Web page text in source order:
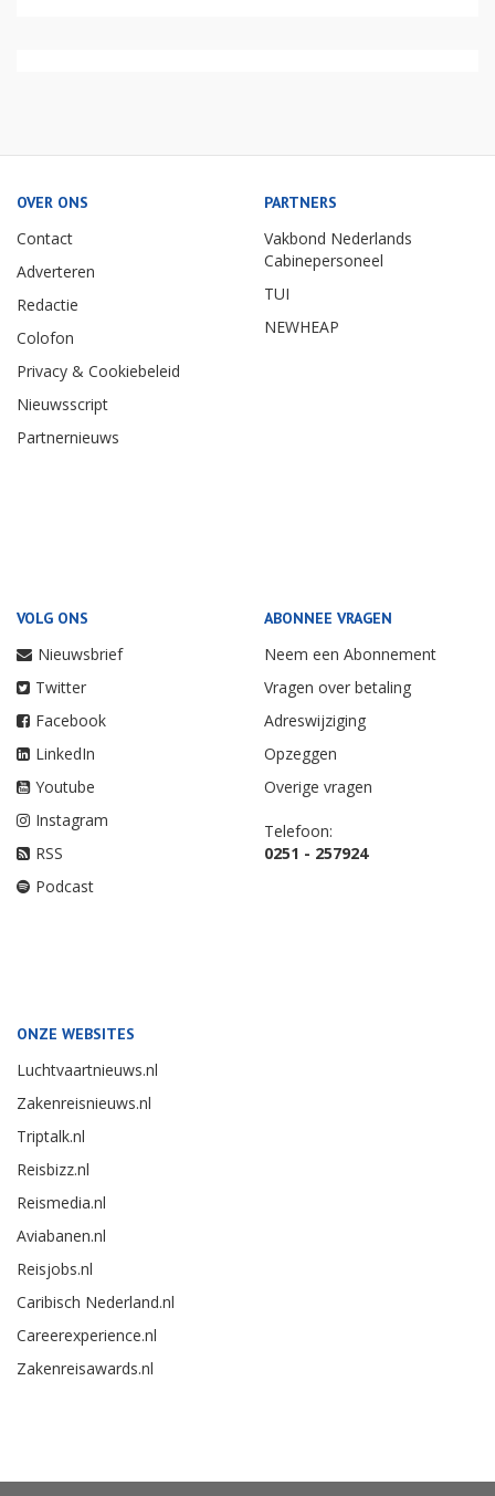
OVER ONS
Contact
Adverteren
Redactie
Colofon
Privacy & Cookiebeleid
Nieuwsscript
Partnernieuws
PARTNERS
Vakbond Nederlands
Cabinepersoneel
TUI
NEWHEAP
VOLG ONS
Nieuwsbrief
Twitter
Facebook
LinkedIn
Youtube
Instagram
RSS
Podcast
ABONNEE VRAGEN
Neem een Abonnement
Vragen over betaling
Adreswijziging
Opzeggen
Overige vragen
Telefoon:
0251 - 257924
ONZE WEBSITES
Luchtvaartnieuws.nl
Zakenreisnieuws.nl
Triptalk.nl
Reisbizz.nl
Reismedia.nl
Aviabanen.nl
Reisjobs.nl
Caribisch Nederland.nl
Careerexperience.nl
Zakenreisawards.nl